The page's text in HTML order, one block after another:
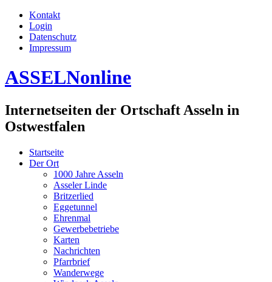
Kontakt
Login
Datenschutz
Impressum
ASSELNonline
Internetseiten der Ortschaft Asseln in
Ostwestfalen
Startseite
Der Ort
1000 Jahre Asseln
Asseler Linde
Britzerlied
Eggetunnel
Ehrenmal
Gewerbebetriebe
Karten
Nachrichten
Pfarrbrief
Wanderwege